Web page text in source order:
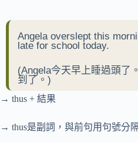
Angela overslept this
late for school today.
(Angela今天早上睡過頭了
到了。)
→ thus + 結果
→ thus是副詞，與前句用句號分